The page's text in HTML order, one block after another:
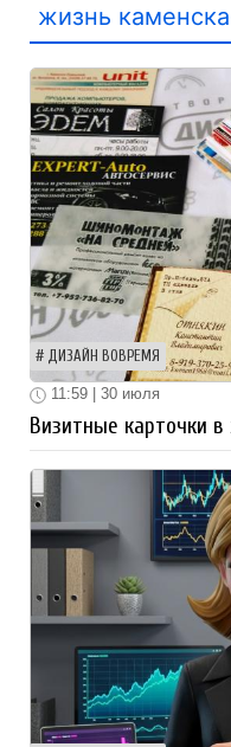
жизнь
ДИЗАЙН ВОВРЕМЯ
11:59 | 30 июля
Визитные карточки